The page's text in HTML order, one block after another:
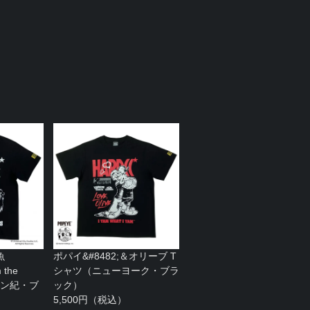
the
紀・ブ
ポパイ&#8482;＆オリーブ T
シャツ（ニューヨーク・ブラ
ック）
5,500円（税込）